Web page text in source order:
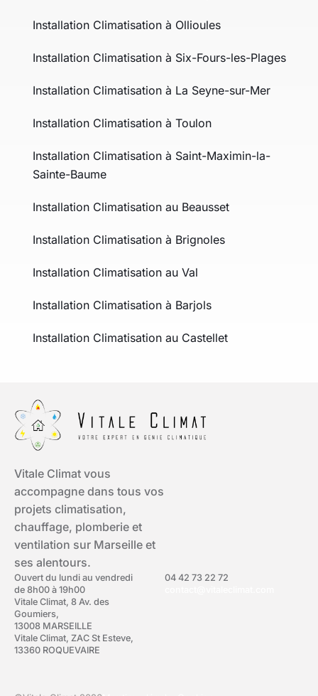
Installation Climatisation à Ollioules
Installation Climatisation à Six-Fours-les-Plages
Installation Climatisation à La Seyne-sur-Mer
Installation Climatisation à Toulon
Installation Climatisation à Saint-Maximin-la-
Sainte-Baume
Installation Climatisation au Beausset
Installation Climatisation à Brignoles
Installation Climatisation au Val
Installation Climatisation à Barjols
Installation Climatisation au Castellet
Vitale Climat vous
accompagne dans tous vos
projets climatisation,
chauffage, plomberie et
ventilation sur Marseille et
ses alentours.
Ouvert du lundi au vendredi
de 8h00 à 19h00
04 42 73 22 72
Vitale Climat, 8 Av. des
Goumiers,
13008 MARSEILLE
Vitale Climat, ZAC St Esteve,
13360 ROQUEVAIRE